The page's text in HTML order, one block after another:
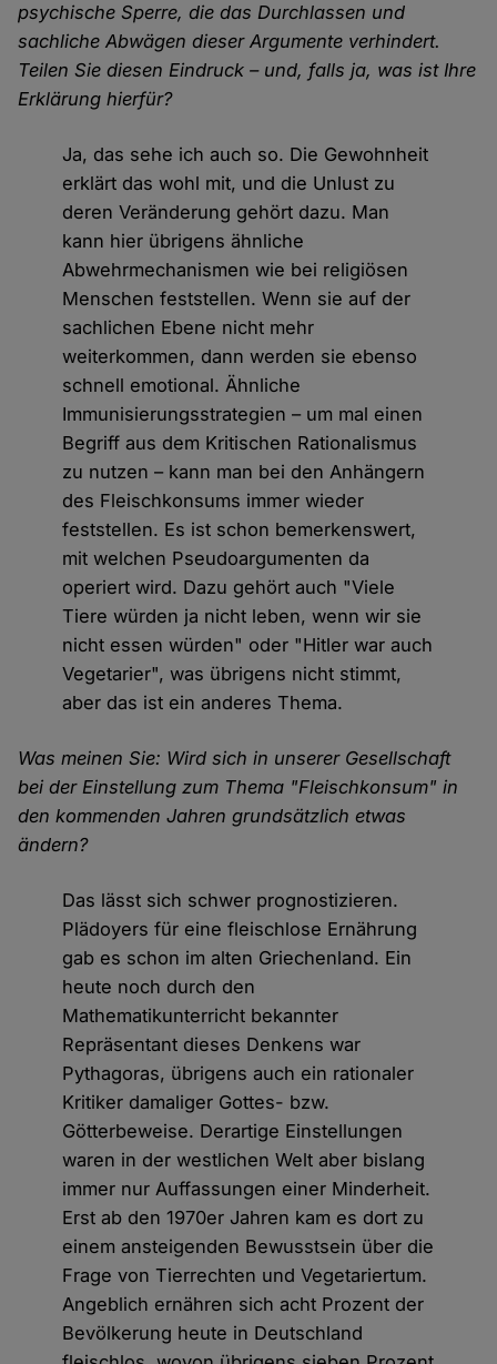
psychische Sperre, die das Durchlassen und
sachliche Abwägen dieser Argumente verhindert.
Teilen Sie diesen Eindruck – und, falls ja, was ist Ihre
Erklärung hierfür?
Ja, das sehe ich auch so. Die Gewohnheit
erklärt das wohl mit, und die Unlust zu
deren Veränderung gehört dazu. Man
kann hier übrigens ähnliche
Abwehrmechanismen wie bei religiösen
Menschen feststellen. Wenn sie auf der
sachlichen Ebene nicht mehr
weiterkommen, dann werden sie ebenso
schnell emotional. Ähnliche
Immunisierungsstrategien – um mal einen
Begriff aus dem Kritischen Rationalismus
zu nutzen – kann man bei den Anhängern
des Fleischkonsums immer wieder
feststellen. Es ist schon bemerkenswert,
mit welchen Pseudoargumenten da
operiert wird. Dazu gehört auch "Viele
Tiere würden ja nicht leben, wenn wir sie
nicht essen würden" oder "Hitler war auch
Vegetarier", was übrigens nicht stimmt,
aber das ist ein anderes Thema.
Was meinen Sie: Wird sich in unserer Gesellschaft
bei der Einstellung zum Thema "Fleischkonsum" in
den kommenden Jahren grundsätzlich etwas
ändern?
Das lässt sich schwer prognostizieren.
Plädoyers für eine fleischlose Ernährung
gab es schon im alten Griechenland. Ein
heute noch durch den
Mathematikunterricht bekannter
Repräsentant dieses Denkens war
Pythagoras, übrigens auch ein rationaler
Kritiker damaliger Gottes- bzw.
Götterbeweise. Derartige Einstellungen
waren in der westlichen Welt aber bislang
immer nur Auffassungen einer Minderheit.
Erst ab den 1970er Jahren kam es dort zu
einem ansteigenden Bewusstsein über die
Frage von Tierrechten und Vegetariertum.
Angeblich ernähren sich acht Prozent der
Bevölkerung heute in Deutschland